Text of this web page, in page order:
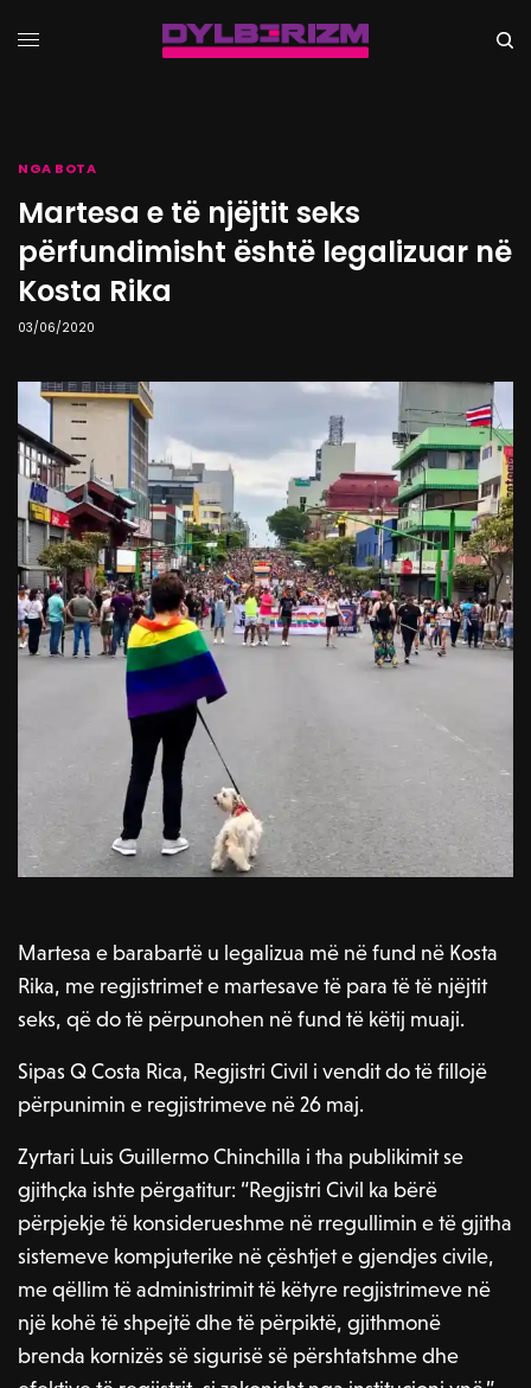
NGA BOTA
Martesa e të njëjtit seks
përfundimisht është legalizuar në
Kosta Rika
03/06/2020
Martesa e barabartë u legalizua më në fund në Kosta
Rika, me regjistrimet e martesave të para të të njëjtit
seks, që do të përpunohen në fund të këtij muaji.
Sipas Q Costa Rica, Regjistri Civil i vendit do të fillojë
përpunimin e regjistrimeve në 26 maj.
Zyrtari Luis Guillermo Chinchilla i tha publikimit se
gjithçka ishte përgatitur: “Regjistri Civil ka bërë
përpjekje të konsiderueshme në rregullimin e të gjitha
sistemeve kompjuterike në çështjet e gjendjes civile,
me qëllim të administrimit të këtyre regjistrimeve në
një kohë të shpejtë dhe të përpiktë, gjithmonë
brenda kornizës së sigurisë së përshtatshme dhe